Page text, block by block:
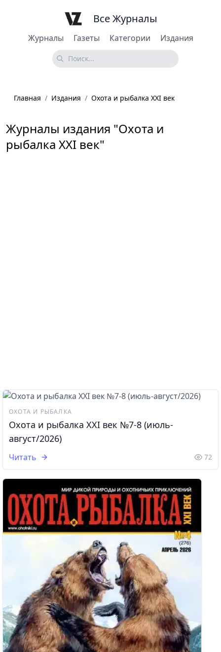
Журналы Газеты Категории Издания
Все Журналы
Главная / Издания / Охота и рыбалка XXI век
Журналы издания "Охота и
рыбалка XXI век"
ОХОТА И РЫБАЛКА
Охота и рыбалка XXI век №7-8 (июль-
август/2026)
Читать 72